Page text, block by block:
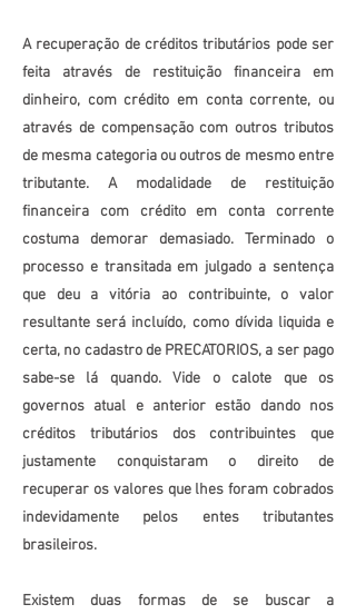
A recuperação de créditos tributários pode ser
feita através de restituição financeira em
dinheiro, com crédito em conta corrente, ou
através de compensação com outros tributos
de mesma categoria ou outros de mesmo entre
tributante. A modalidade de restituição
financeira com crédito em conta corrente
costuma demorar demasiado. Terminado o
processo e transitada em julgado a sentença
que deu a vitória ao contribuinte, o valor
resultante será incluído, como dívida liquida e
certa, no cadastro de PRECATORIOS, a ser pago
sabe-se lá quando. Vide o calote que os
governos atual e anterior estão dando nos
créditos tributários dos contribuintes que
justamente conquistaram o direito de
recuperar os valores que lhes foram cobrados
indevidamente pelos entes tributantes
brasileiros.
Existem duas formas de se buscar a